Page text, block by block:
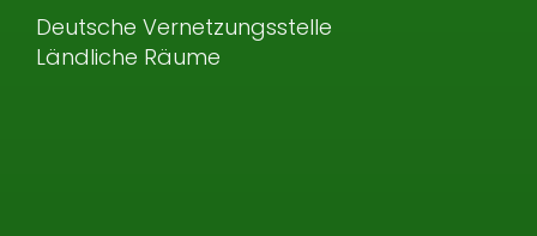
Deutsche Vernetzungsstelle
Ländliche Räume